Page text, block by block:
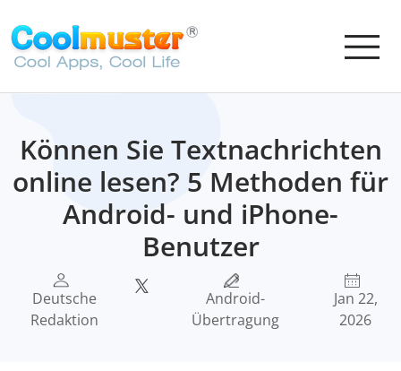
Können Sie Textnachrichten
online lesen? 5 Methoden für
Android- und iPhone-
Benutzer
Deutsche
Redaktion
Android-
Übertragung
Jan 22,
2026